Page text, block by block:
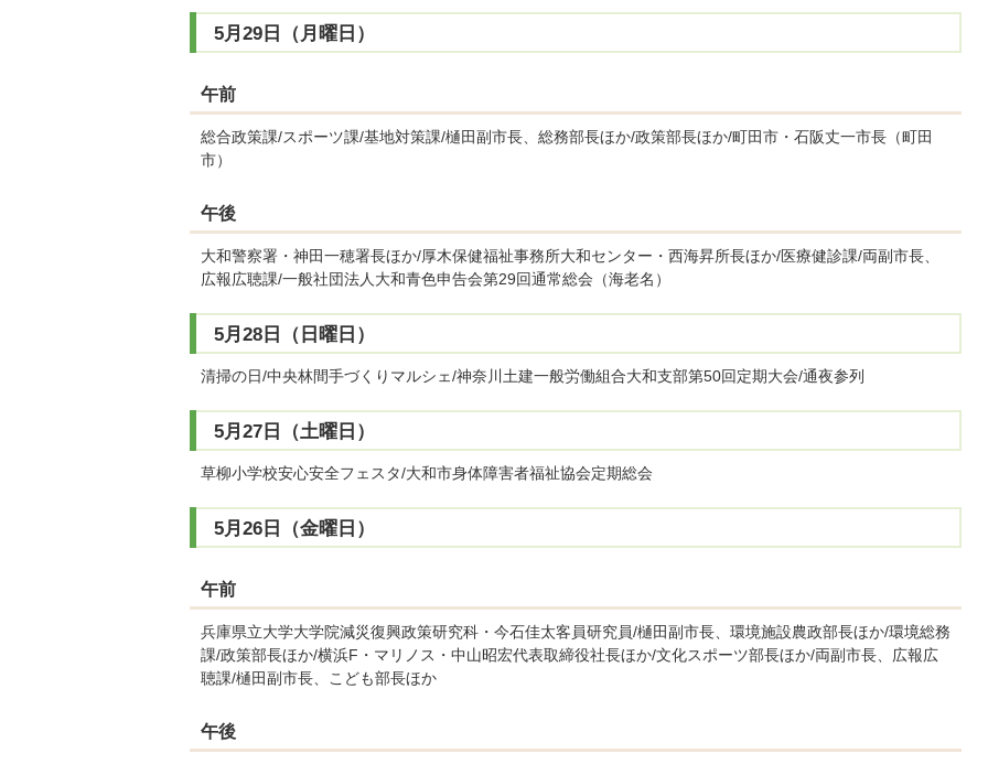
5月29日（月曜日）
午前
総合政策課/スポーツ課/基地対策課/樋田副市長、総務部長ほか/政策部長ほか/町田市・石阪丈一市長（町田
市）
午後
大和警察署・神田一穂署長ほか/厚木保健福祉事務所大和センター・西海昇所長ほか/医療健診課/両副市長、
広報広聴課/一般社団法人大和青色申告会第29回通常総会（海老名）
5月28日（日曜日）
清掃の日/中央林間手づくりマルシェ/神奈川土建一般労働組合大和支部第50回定期大会/通夜参列
5月27日（土曜日）
草柳小学校安心安全フェスタ/大和市身体障害者福祉協会定期総会
5月26日（金曜日）
午前
兵庫県立大学大学院減災復興政策研究科・今石佳太客員研究員/樋田副市長、環境施設農政部長ほか/環境総務
課/政策部長ほか/横浜F・マリノス・中山昭宏代表取締役社長ほか/文化スポーツ部長ほか/両副市長、広報広
聴課/樋田副市長、こども部長ほか
午後